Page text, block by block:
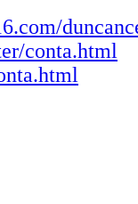
conta.html